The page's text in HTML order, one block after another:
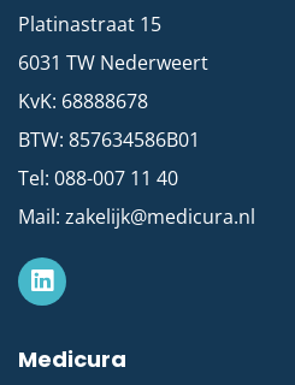
Platinastraat 15
6031 TW Nederweert
KvK: 68888678
BTW: 857634586B01
Tel: 088-007 11 40
Mail: zakelijk@medicura.nl
Medicura